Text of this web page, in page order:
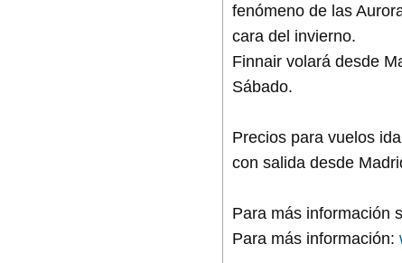
fenómeno de las
cara del invierno.
Finnair volará desde
Sábado.
Precios para vuelos
con salida desde
Para más información
Para más información: